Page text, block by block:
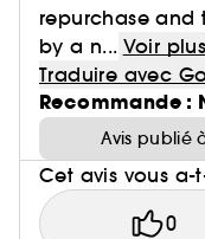
repurchase and
by a n... Voir plus
Traduire avec
Recommande :
Avis publié
Cet avis vous a-
0